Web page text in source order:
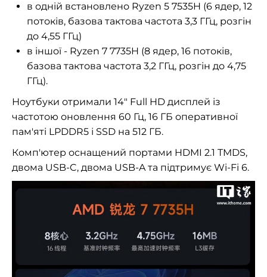
в одній встановлено Ryzen 5 7535H (6 ядер, 12
потоків, базова тактова частота 3,3 ГГц, розгін
до 4,55 ГГц)
в іншої - Ryzen 7 7735H (8 ядер, 16 потоків,
базова тактова частота 3,2 ГГц, розгін до 4,75
ГГц).
Ноутбуки отримали 14″ Full HD дисплей із
частотою оновлення 60 Гц, 16 ГБ оперативної
пам'яті LPDDR5 і SSD на 512 ГБ.
Комп'ютер оснащений портами HDMI 2.1 TMDS,
двома USB-C, двома USB-A та підтримує Wi-Fi 6.